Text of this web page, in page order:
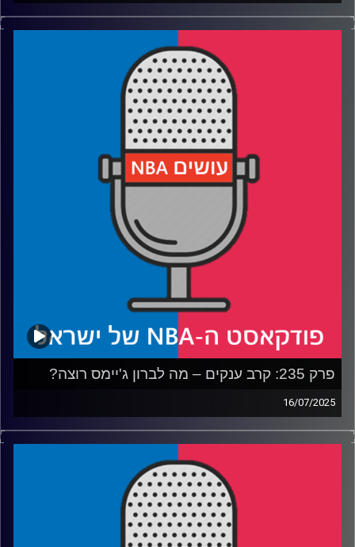
פודקאסט האן.בי.איי עם ערן סורוקה, שרון דוידוביץ', משה
דוידוביץ' ועידן לוצקי, בשיתוף קול האוניברסיטה.
רבע 3: בקליפרס בונים את בית גיל הזהב, בלייקרס מחפשים
עידן לוצקי
פרק 235: קרב ענקים – מה לברון ג'יימס רוצה?
16/07/2025
פודקאסט האן.בי.איי עם ערן סורוקה, שרון דוידוביץ', משה
דוידוביץ' ועידן לוצקי, בשיתוף קול האוניברסיטה.
רבע 1: לברון מנסה להנות משני העולמות, הלייקרס נהנים קצת
רבע 2: התרשמות ראשונה משרף ו-וולף בנטס, האנסניטי